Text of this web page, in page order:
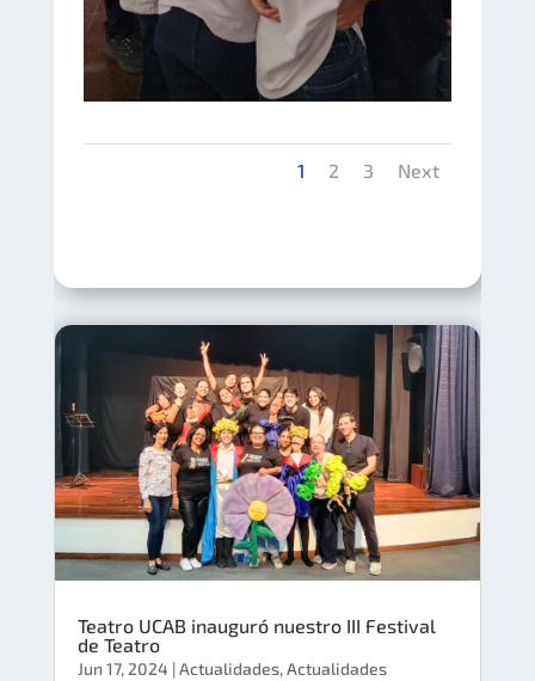
1 2 3 Next
Teatro UCAB inauguró nuestro III Festival
de Teatro
Jun 17, 2024 |Actualidades,Actualidades